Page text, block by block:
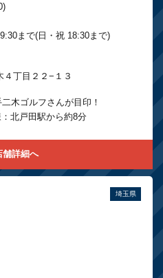
まで(日・祝 18:30まで)
４丁目２２−１３
木ゴルフさんが目印！
北戸田駅から約8分
舗詳細へ
埼玉県